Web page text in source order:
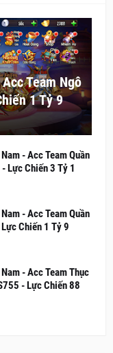
Team Ngô
1 Tỷ 9
- Acc Team Quần
Lực Chiến 3 Tỷ 1
- Acc Team Quần
Chiến 1 Tỷ 9
- Acc Team Thục
- Lực Chiến 88